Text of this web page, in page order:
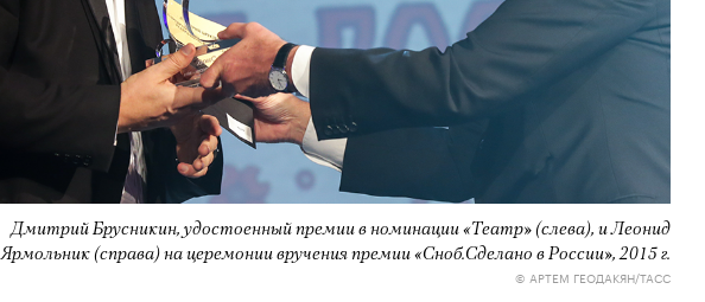
Дмитрий Брусникин, удостоенный премии в номинации «Театр» (слева), и Леонид
Ярмольник (справа) на церемонии вручения премии «Сноб.Сделано в России», 2015 г.
© АРТЕМ ГЕОДАКЯН/ТАСС